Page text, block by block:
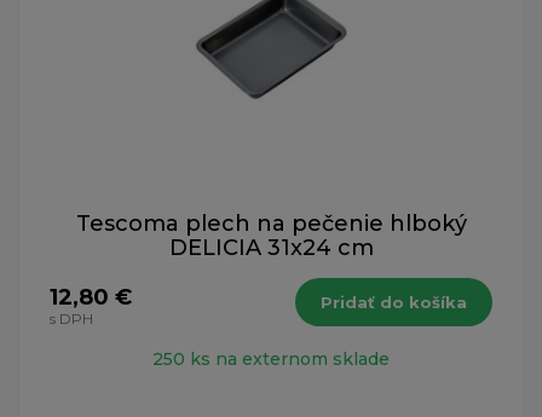
Tescoma plech na pečenie hlboký
DELICIA 31x24 cm
12,80 €
s DPH
Pridať do košíka
250 ks na externom sklade